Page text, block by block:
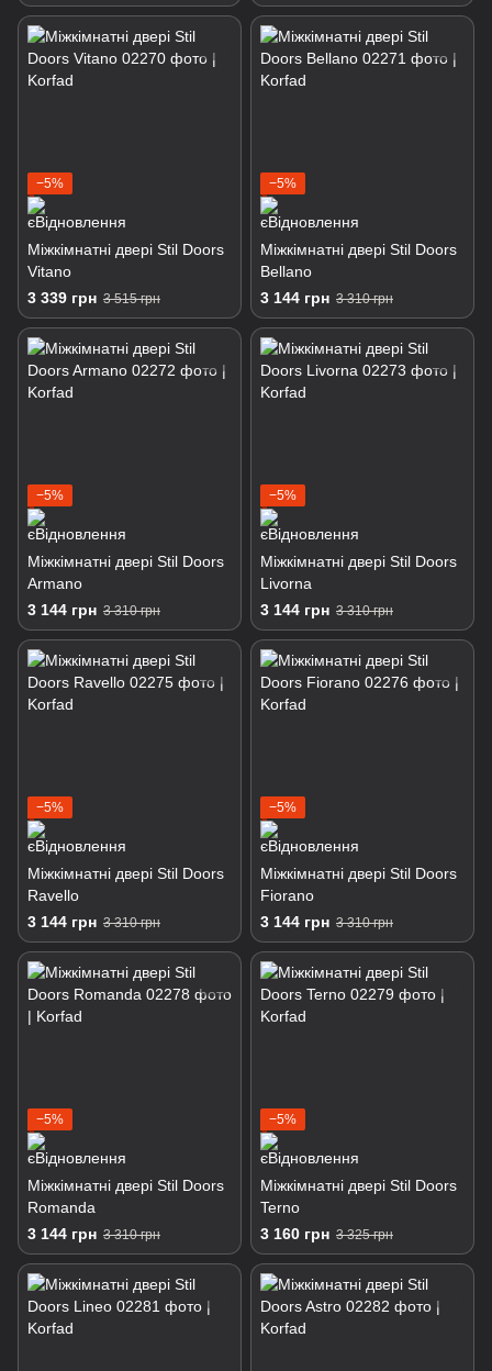
−5%
Міжкімнатні двері Stil Doors
Vitano
3 339 грн 3 515 грн
−5%
Міжкімнатні двері Stil Doors
Bellano
3 144 грн 3 310 грн
−5%
Міжкімнатні двері Stil Doors
Armano
3 144 грн 3 310 грн
−5%
Міжкімнатні двері Stil Doors
Livorna
3 144 грн 3 310 грн
−5%
Міжкімнатні двері Stil Doors
Ravello
3 144 грн 3 310 грн
−5%
Міжкімнатні двері Stil Doors
Fiorano
3 144 грн 3 310 грн
−5%
Міжкімнатні двері Stil Doors
Romanda
3 144 грн 3 310 грн
−5%
Міжкімнатні двері Stil Doors
Terno
3 160 грн 3 325 грн